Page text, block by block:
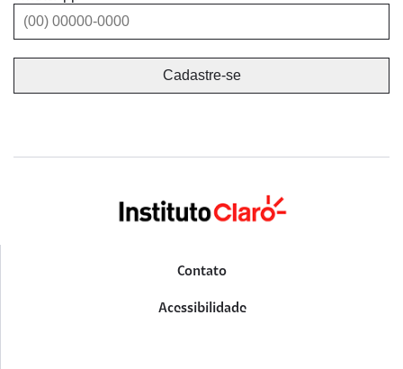
Contato
Acessibilidade